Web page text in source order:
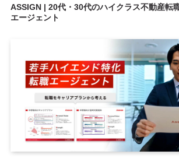
ASSIGN | 20代・30代のハイクラス不動産転
エージェント